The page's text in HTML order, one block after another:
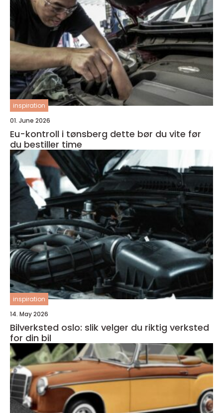
inspiration
01. June 2026
Eu-kontroll i tønsberg dette bør du vite før
du bestiller time
inspiration
14. May 2026
Bilverksted oslo: slik velger du riktig verksted
for din bil